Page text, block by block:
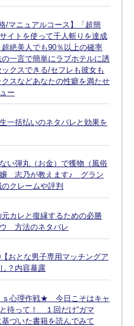
/マニュアルコース】「超簡
イトを使って千人斬りを達成
絶美人でも90％以上の確率
一言で簡単にラブホテルに誘
クスできる/セフレも彼女も
スなどあなたの性癖を満たせ
ー
一括払いのネタバレと効果を
い弾丸（お金）で獲物（風俗
嬢 志乃が教えます♪ グラン
クレームや評判
カレと復縁するための必勝
方法のネタバレ
おとな男子専用マッチングア
？内容暴露
ｓ心理作戦★ 今日こそはキャ
待って！ １回だけ“ガマ
づいた書籍を読んでみて